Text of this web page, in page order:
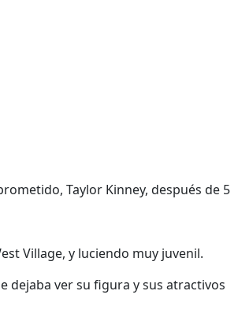
Taylor Kinney, después de 5
Village, y luciendo muy juvenil.
dejaba ver su figura y sus atractivos